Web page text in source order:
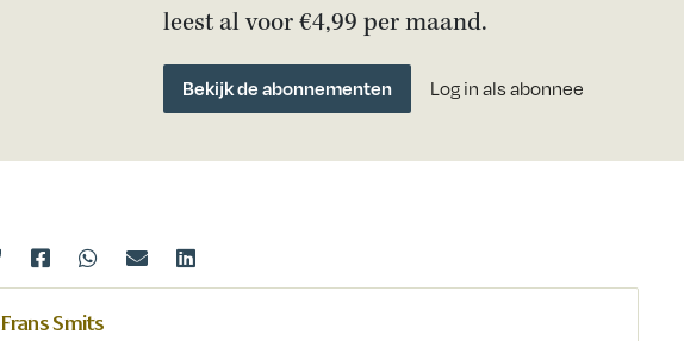
leest al voor €4,99 per maand.
Bekijk de abonnementen Log in als abonnee
Frans Smits